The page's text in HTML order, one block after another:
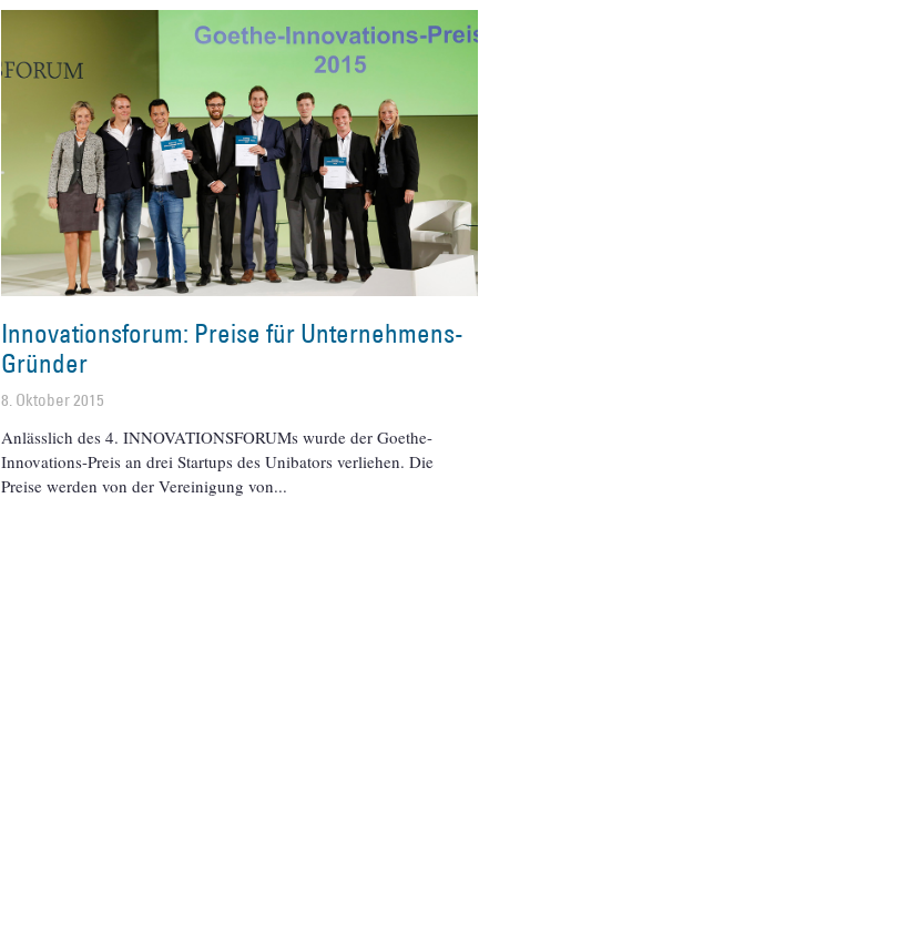
Innovationsforum: Preise für Unternehmens-
Gründer
8. Oktober 2015
Anlässlich des 4. INNOVATIONSFORUMs wurde der Goethe-
Innovations-Preis an drei Startups des Unibators verliehen. Die
Preise werden von der Vereinigung von